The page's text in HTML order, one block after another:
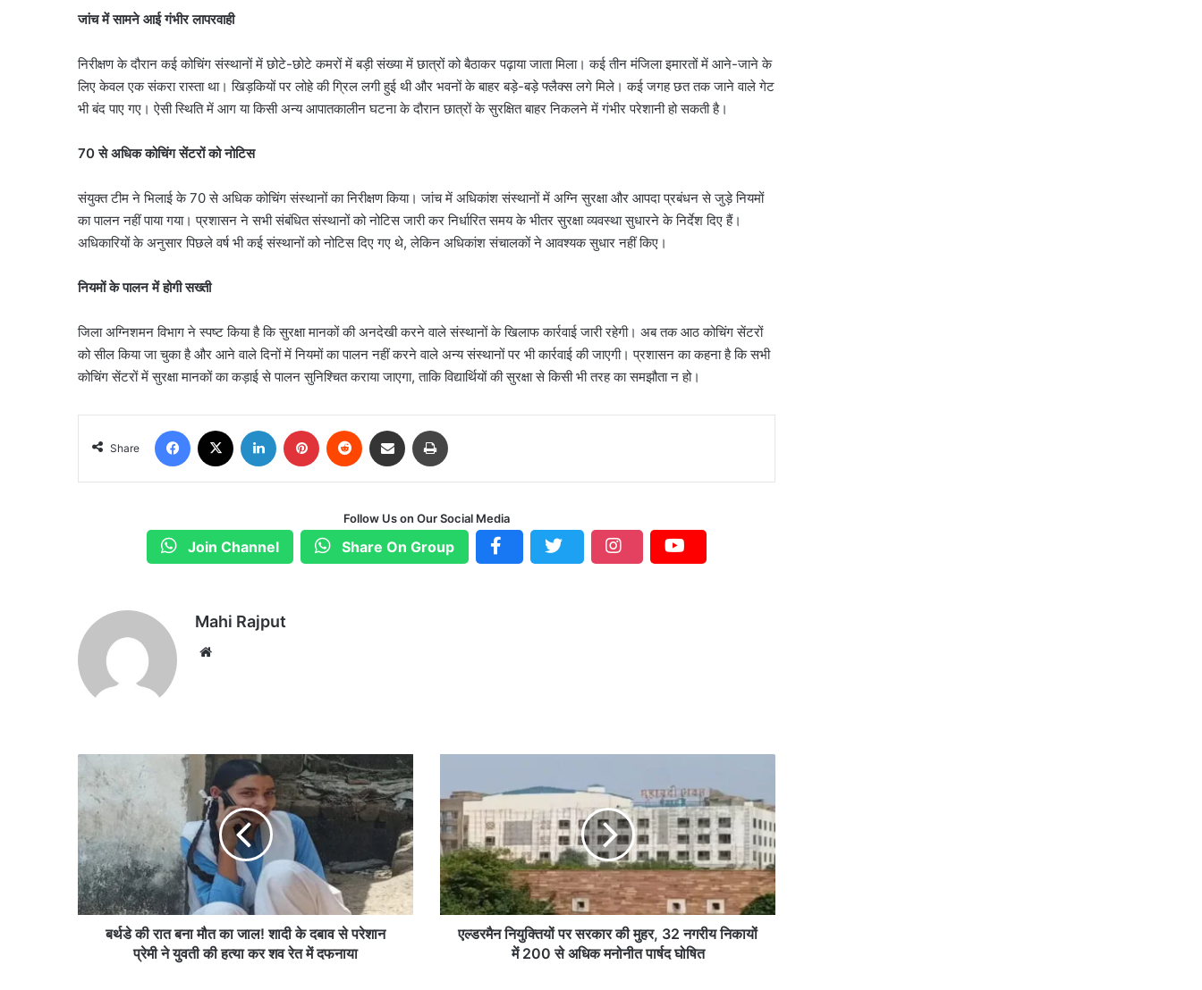
जांच में सामने आई गंभीर लापरवाही
निरीक्षण के दौरान कई कोचिंग संस्थानों में छोटे-छोटे कमरों में बड़ी संख्या में छात्रों को बैठाकर पढ़ाया जाता मिला। कई तीन मंजिला इमारतों में आने-जाने के
लिए केवल एक संकरा रास्ता था। खिड़कियों पर लोहे की ग्रिल लगी हुई थी और भवनों के बाहर बड़े-बड़े फ्लैक्स लगे मिले। कई जगह छत तक जाने वाले गेट
भी बंद पाए गए। ऐसी स्थिति में आग या किसी अन्य आपातकालीन घटना के दौरान छात्रों के सुरक्षित बाहर निकलने में गंभीर परेशानी हो सकती है।
70 से अधिक कोचिंग सेंटरों को नोटिस
संयुक्त टीम ने भिलाई के 70 से अधिक कोचिंग संस्थानों का निरीक्षण किया। जांच में अधिकांश संस्थानों में अग्नि सुरक्षा और आपदा प्रबंधन से जुड़े नियमों
का पालन नहीं पाया गया। प्रशासन ने सभी संबंधित संस्थानों को नोटिस जारी कर निर्धारित समय के भीतर सुरक्षा व्यवस्था सुधारने के निर्देश दिए हैं।
अधिकारियों के अनुसार पिछले वर्ष भी कई संस्थानों को नोटिस दिए गए थे, लेकिन अधिकांश संचालकों ने आवश्यक सुधार नहीं किए।
नियमों के पालन में होगी सख्ती
जिला अग्निशमन विभाग ने स्पष्ट किया है कि सुरक्षा मानकों की अनदेखी करने वाले संस्थानों के खिलाफ कार्रवाई जारी रहेगी। अब तक आठ कोचिंग सेंटरों
को सील किया जा चुका है और आने वाले दिनों में नियमों का पालन नहीं करने वाले अन्य संस्थानों पर भी कार्रवाई की जाएगी। प्रशासन का कहना है कि सभी
कोचिंग सेंटरों में सुरक्षा मानकों का कड़ाई से पालन सुनिश्चित कराया जाएगा, ताकि विद्यार्थियों की सुरक्षा से किसी भी तरह का समझौता न हो।
Share
Follow Us on Our Social Media
Join Channel Share On Group
Mahi Rajput
की
रा
त
ब
ना
मौ
बर्थडे की रात बना मौत का जाल! शादी के दबाव से परेशान
प्रेमी ने युवती की हत्या कर शव रेत में दफनाया
र
मै
न
नि
यु
क्ति
यों
एल्डरमैन नियुक्तियों पर सरकार की मुहर, 32 नगरीय निकायों
में 200 से अधिक मनोनीत पार्षद घोषित